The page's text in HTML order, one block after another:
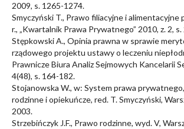
2009, s. 1265-1274.
Smyczyński T., Prawo filiacyjne i alimentacyjne
r., „Kwartalnik Prawa Prywatnego” 2010, z. 2,
Stępkowski A., Opinia prawna w sprawie
rządowego projektu ustawy o leczeniu
Prawnicze Biura Analiz Sejmowych Kancelarii
4(48), s. 164-182.
Stojanowska W., w: System prawa
rodzinne i opiekuńcze, red. T. Smyczyński,
2003.
Strzebińczyk J.F., Prawo rodzinne, wyd. V,